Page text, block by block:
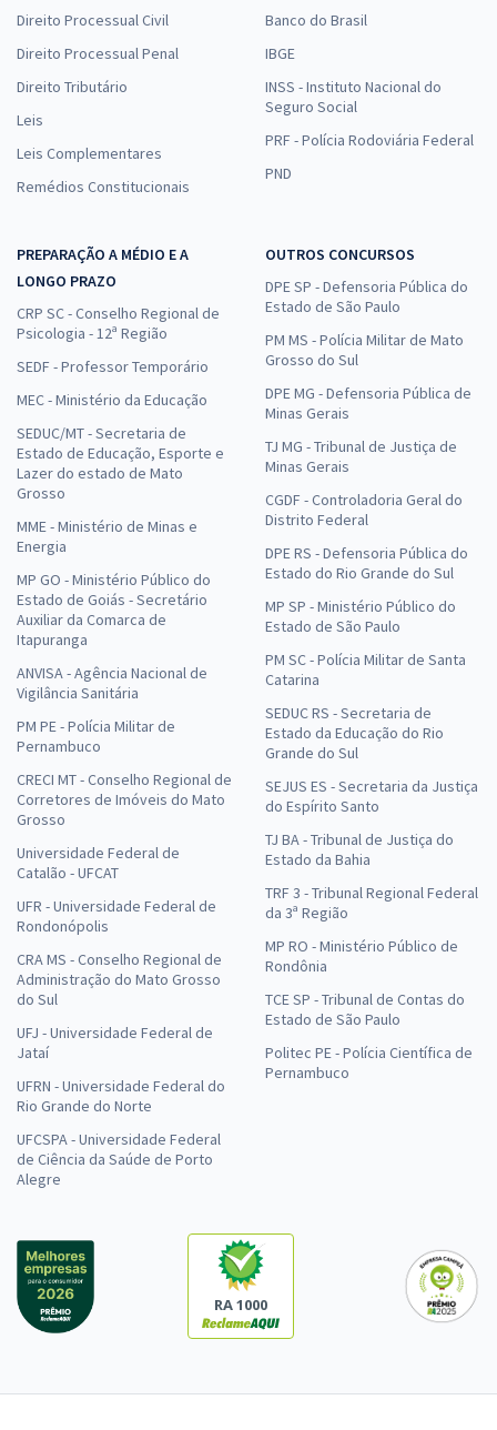
Direito Processual Civil
Direito Processual Penal
Direito Tributário
Leis
Leis Complementares
Remédios Constitucionais
Banco do Brasil
IBGE
INSS - Instituto Nacional do
Seguro Social
PRF - Polícia Rodoviária Federal
PND
PREPARAÇÃO A MÉDIO E A
LONGO PRAZO
CRP SC - Conselho Regional de
Psicologia - 12ª Região
SEDF - Professor Temporário
MEC - Ministério da Educação
SEDUC/MT - Secretaria de
Estado de Educação, Esporte e
Lazer do estado de Mato
Grosso
MME - Ministério de Minas e
Energia
MP GO - Ministério Público do
Estado de Goiás - Secretário
Auxiliar da Comarca de
Itapuranga
ANVISA - Agência Nacional de
Vigilância Sanitária
PM PE - Polícia Militar de
Pernambuco
CRECI MT - Conselho Regional de
Corretores de Imóveis do Mato
Grosso
Universidade Federal de
Catalão - UFCAT
UFR - Universidade Federal de
Rondonópolis
CRA MS - Conselho Regional de
Administração do Mato Grosso
do Sul
UFJ - Universidade Federal de
Jataí
UFRN - Universidade Federal do
Rio Grande do Norte
UFCSPA - Universidade Federal
de Ciência da Saúde de Porto
Alegre
OUTROS CONCURSOS
DPE SP - Defensoria Pública do
Estado de São Paulo
PM MS - Polícia Militar de Mato
Grosso do Sul
DPE MG - Defensoria Pública de
Minas Gerais
TJ MG - Tribunal de Justiça de
Minas Gerais
CGDF - Controladoria Geral do
Distrito Federal
DPE RS - Defensoria Pública do
Estado do Rio Grande do Sul
MP SP - Ministério Público do
Estado de São Paulo
PM SC - Polícia Militar de Santa
Catarina
SEDUC RS - Secretaria de
Estado da Educação do Rio
Grande do Sul
SEJUS ES - Secretaria da Justiça
do Espírito Santo
TJ BA - Tribunal de Justiça do
Estado da Bahia
TRF 3 - Tribunal Regional Federal
da 3ª Região
MP RO - Ministério Público de
Rondônia
TCE SP - Tribunal de Contas do
Estado de São Paulo
Politec PE - Polícia Científica de
Pernambuco
RA 1000